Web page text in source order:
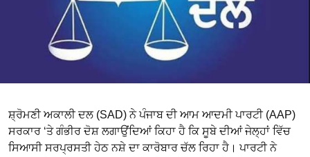
ਸ਼੍ਰੋਮਣੀ ਅਕਾਲੀ ਦਲ (SAD) ਨੇ ਪੰਜਾਬ ਦੀ ਆਮ ਆਦਮੀ ਪਾਰਟੀ (AAP)
ਸਰਕਾਰ ‘ਤੇ ਗੰਭੀਰ ਦੋਸ਼ ਲਗਾਉਂਦਿਆਂ ਕਿਹਾ ਹੈ ਕਿ ਸੂਬੇ ਦੀਆਂ ਜੇਲ੍ਹਾਂ ਵਿੱਚ
ਸਿਆਸੀ ਸਰਪ੍ਰਸਤੀ ਹੇਠ ਨਸ਼ੇ ਦਾ ਕਾਰੋਬਾਰ ਚੱਲ ਰਿਹਾ ਹੈ। ਪਾਰਟੀ ਨੇ